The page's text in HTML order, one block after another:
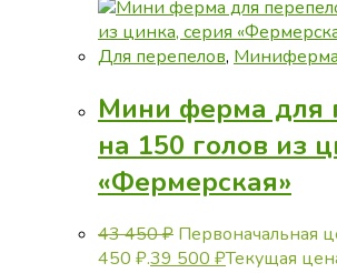
Для перепелов, Миниферма
Мини ферма для
на 150 голов из
«Фермерская»
43 450₽ Первоначальная
450 ₽.39 500₽Текущая